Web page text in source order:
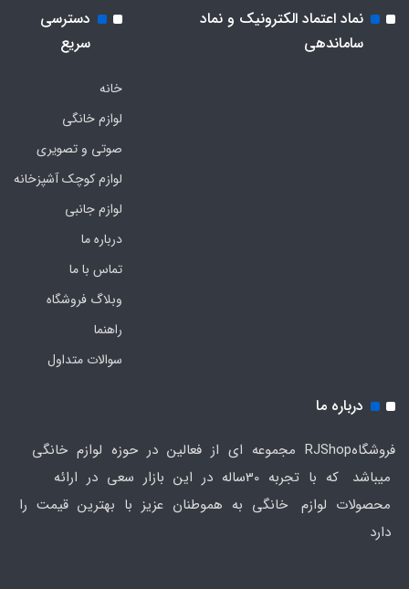
نماد اعتماد الکترونیک و نماد
ساماندهی
دسترسی
سریع
خانه
لوازم خانگی
صوتی و تصویری
لوازم کوچک آشپزخانه
لوازم جانبی
درباره ما
تماس با ما
وبلاگ فروشگاه
راهنما
سوالات متداول
درباره ما
فروشگاهRJShop مجموعه ای از فعالین در حوزه لوازم خانگی
میباشد که با تجربه 30ساله در این بازار سعی در ارائه
محصولات لوازم خانگی به هموطنان عزیز با بهترین قیمت را
دارد